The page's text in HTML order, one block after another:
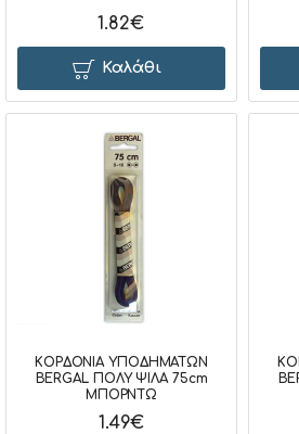
1.82€
Καλάθι
ΚΟΡΔΟΝΙΑ ΥΠΟΔΗΜΑΤΩΝ
BERGAL ΠΟΛΥ ΨΙΛΑ 75cm
ΜΠΟΡΝΤΩ
1.49€